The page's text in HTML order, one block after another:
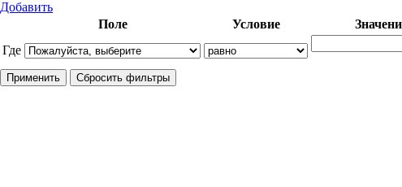
Добавить
Где
Поле Условие